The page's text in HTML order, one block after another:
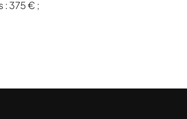
375 € ;